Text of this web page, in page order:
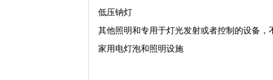
低压钠灯
其他照明和专用于灯光发射或者控制的设备，
家用电灯泡和照明设施